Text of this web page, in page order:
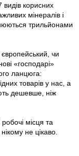
видів корисних
мінералів і
трильйонами
чи
«господарі»
ланцюга:
товарів у нас, а
дешевше, ніж
місця та
не цікаво.